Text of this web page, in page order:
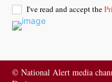
I've read and accept the
© National Alert media